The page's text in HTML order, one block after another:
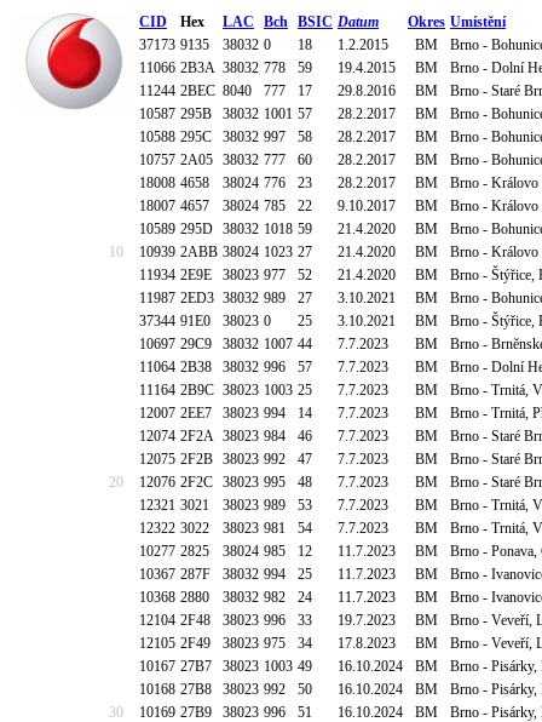
CID Hex LAC Bch BSIC Datum Okres Umístění
37173 9135 38032 0 18 1.2.2015 BM
Brno -
11066 2B3A 38032 778 59 19.4.2015 BM
Brno - Dolní
11244 2BEC 8040 777 17 29.8.2016 BM
Brno - Staré
10587 295B 38032 1001 57 28.2.2017 BM
Brno -
10588 295C 38032 997 58 28.2.2017 BM
Brno -
10757 2A05 38032 777 60 28.2.2017 BM
Brno -
18008 4658 38024 776 23 28.2.2017 BM
Brno - Královo
18007 4657 38024 785 22 9.10.2017 BM
Brno - Královo
10589 295D 38032 1018 59 21.4.2020 BM
Brno -
10
10939 2ABB 38024 1023 27 21.4.2020 BM
Brno - Královo
11934 2E9E 38023 977 52 21.4.2020 BM
Brno - Štýřice,
11987 2ED3 38032 989 27 3.10.2021 BM
Brno -
37344 91E0 38023 0 25 3.10.2021 BM
Brno - Štýřice,
10697 29C9 38032 1007 44 7.7.2023 BM
Brno -
11064 2B38 38032 996 57 7.7.2023 BM
Brno - Dolní
11164 2B9C 38023 1003 25 7.7.2023 BM
Brno - Trnitá,
12007 2EE7 38023 994 14 7.7.2023 BM
Brno - Trnitá,
12074 2F2A 38023 984 46 7.7.2023 BM
Brno - Staré
12075 2F2B 38023 992 47 7.7.2023 BM
Brno - Staré
20
12076 2F2C 38023 995 48 7.7.2023 BM
Brno - Staré
12321 3021 38023 989 53 7.7.2023 BM
Brno - Trnitá,
12322 3022 38023 981 54 7.7.2023 BM
Brno - Trnitá,
10277 2825 38024 985 12 11.7.2023 BM
Brno -
10367 287F 38032 994 25 11.7.2023 BM
Brno -
10368 2880 38032 982 24 11.7.2023 BM
Brno -
12104 2F48 38023 996 33 19.7.2023 BM
Brno - Veveří,
12105 2F49 38023 975 34 17.8.2023 BM
Brno - Veveří,
10167 27B7 38023 1003 49 16.10.2024 BM
Brno - Pisárky,
10168 27B8 38023 992 50 16.10.2024 BM
Brno - Pisárky,
30
10169 27B9 38023 996 51 16.10.2024 BM
Brno - Pisárky,